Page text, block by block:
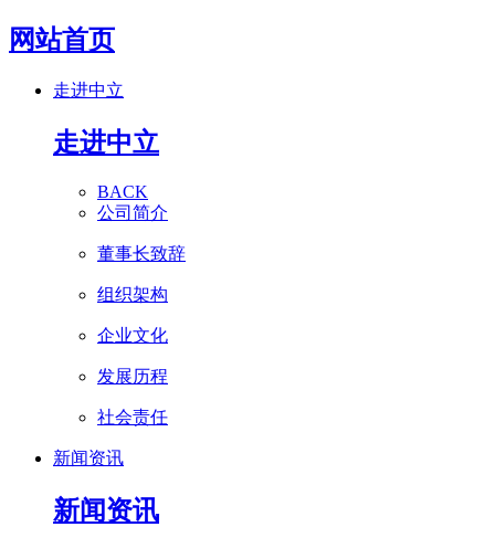
网站首页
走进中立
走进中立
BACK
公司简介
董事长致辞
组织架构
企业文化
发展历程
社会责任
新闻资讯
新闻资讯